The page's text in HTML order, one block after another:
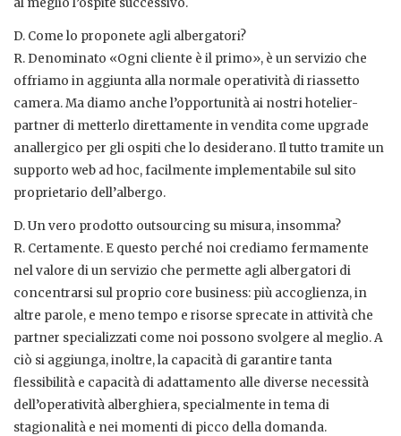
al meglio l’ospite successivo.
D. Come lo proponete agli albergatori?
R. Denominato «Ogni cliente è il primo», è un servizio che
offriamo in aggiunta alla normale operatività di riassetto
camera. Ma diamo anche l’opportunità ai nostri hotelier-
partner di metterlo direttamente in vendita come upgrade
anallergico per gli ospiti che lo desiderano. Il tutto tramite un
supporto web ad hoc, facilmente implementabile sul sito
proprietario dell’albergo.
D. Un vero prodotto outsourcing su misura, insomma?
R. Certamente. E questo perché noi crediamo fermamente
nel valore di un servizio che permette agli albergatori di
concentrarsi sul proprio core business: più accoglienza, in
altre parole, e meno tempo e risorse sprecate in attività che
partner specializzati come noi possono svolgere al meglio. A
ciò si aggiunga, inoltre, la capacità di garantire tanta
flessibilità e capacità di adattamento alle diverse necessità
dell’operatività alberghiera, specialmente in tema di
stagionalità e nei momenti di picco della domanda.